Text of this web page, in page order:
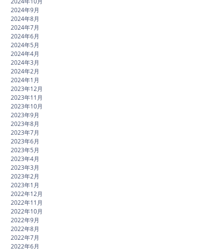
2024年9月
2024年8月
2024年7月
2024年6月
2024年5月
2024年4月
2024年3月
2024年2月
2024年1月
2023年12月
2023年11月
2023年10月
2023年9月
2023年8月
2023年7月
2023年6月
2023年5月
2023年4月
2023年3月
2023年2月
2023年1月
2022年12月
2022年11月
2022年10月
2022年9月
2022年8月
2022年7月
2022年6月